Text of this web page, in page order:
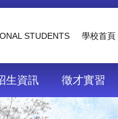
STUDENTS 學校首頁
生資訊 徵才實習